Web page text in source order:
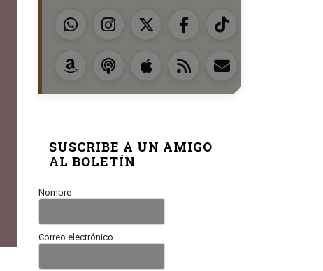
SUSCRIBE A UN AMIGO
AL BOLETÍN
Nombre
Correo electrónico